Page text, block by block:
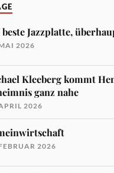
Jazzplatte,
2026
Kleeberg kommt
ganz nahe
2026
2026